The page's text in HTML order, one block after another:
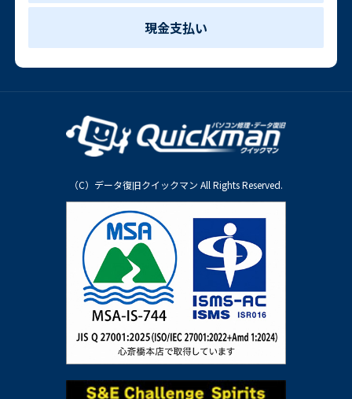
現金支払い
（C）データ復旧クイックマン All Rights Reserved.